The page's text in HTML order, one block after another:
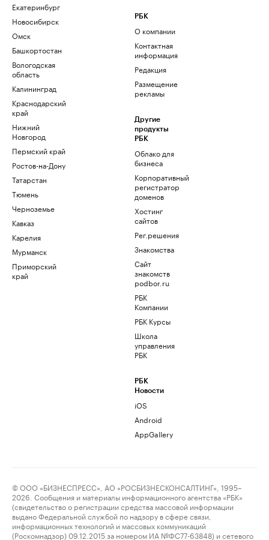
Екатеринбург
Новосибирск
Омск
Башкортостан
Вологодская
область
Калининград
Краснодарский
край
Нижний
Новгород
Пермский край
Ростов-на-Дону
Татарстан
Тюмень
Черноземье
Кавказ
Карелия
Мурманск
Приморский
край
РБК
О компании
Контактная
информация
Редакция
Размещение
рекламы
Другие
продукты
РБК
Облако для
бизнеса
Корпоративный
регистратор
доменов
Хостинг
сайтов
Рег.решения
Знакомства
Сайт
знакомств
podbor.ru
РБК
Компании
РБК Курсы
Школа
управления
РБК
РБК
Новости
iOS
Android
AppGallery
© ООО «БИЗНЕСПРЕСС», АО «РОСБИЗНЕСКОНСАЛТИНГ», 1995–
2026. Сообщения и материалы информационного агентства «РБК»
(свидетельство о регистрации средства массовой информации
выдано Федеральной службой по надзору в сфере связи,
информационных технологий и массовых коммуникаций
(Роскомнадзор) 09.12.2015 за номером ИА №ФС77-63848) и сетевого